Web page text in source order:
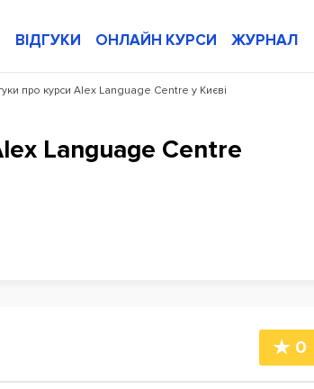
ВІДГУКИ ОНЛАЙН КУРСИ ЖУРНАЛ
про курси Alex Language Centre у Києві
Language Centre
0